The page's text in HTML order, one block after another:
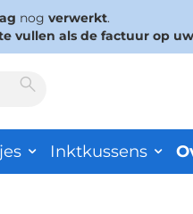
nog verwerkt.
vullen als de factuur op
Inktkussens